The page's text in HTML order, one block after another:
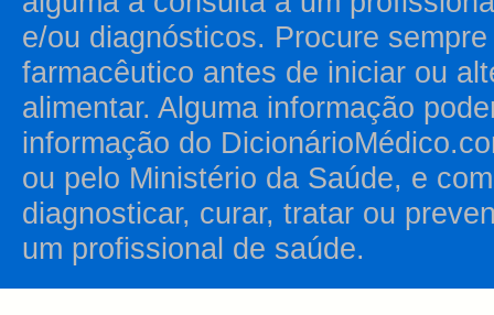
e/ou diagnósticos. Procure
farmacêutico antes de iniciar ou
alimentar. Alguma informação
informação do
ou pelo Ministério da Saúde, e
diagnosticar, curar, tratar ou
um profissional de saúde.